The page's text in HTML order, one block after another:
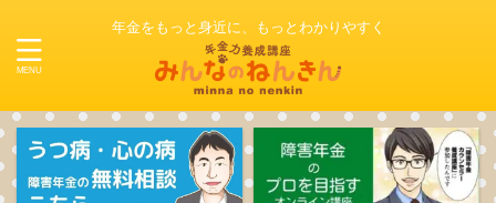
年金をもっと身近に、もっとわかりやすく